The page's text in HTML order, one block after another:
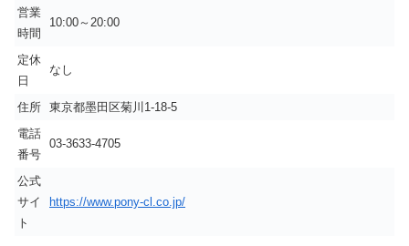
営業
時間
10:00～20:00
定休
日
なし
住所 東京都墨田区菊川1-18-5
電話
番号
03-3633-4705
公式
サイ
ト
https://www.pony-cl.co.jp/